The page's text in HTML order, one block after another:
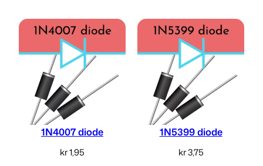
1N4007 diode
kr1,95
1N5399 diode
kr3,75